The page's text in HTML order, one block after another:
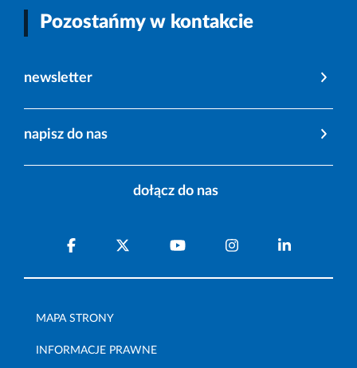
Pozostańmy w kontakcie
newsletter
napisz do nas
dołącz do nas
MAPA STRONY
INFORMACJE PRAWNE